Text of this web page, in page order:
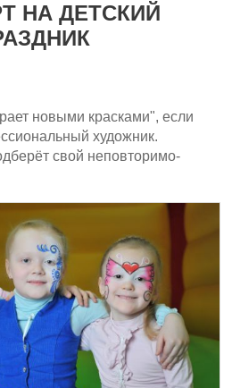
НА ДЕТСКИЙ
новыми красками", если
художник.
свой неповторимо-